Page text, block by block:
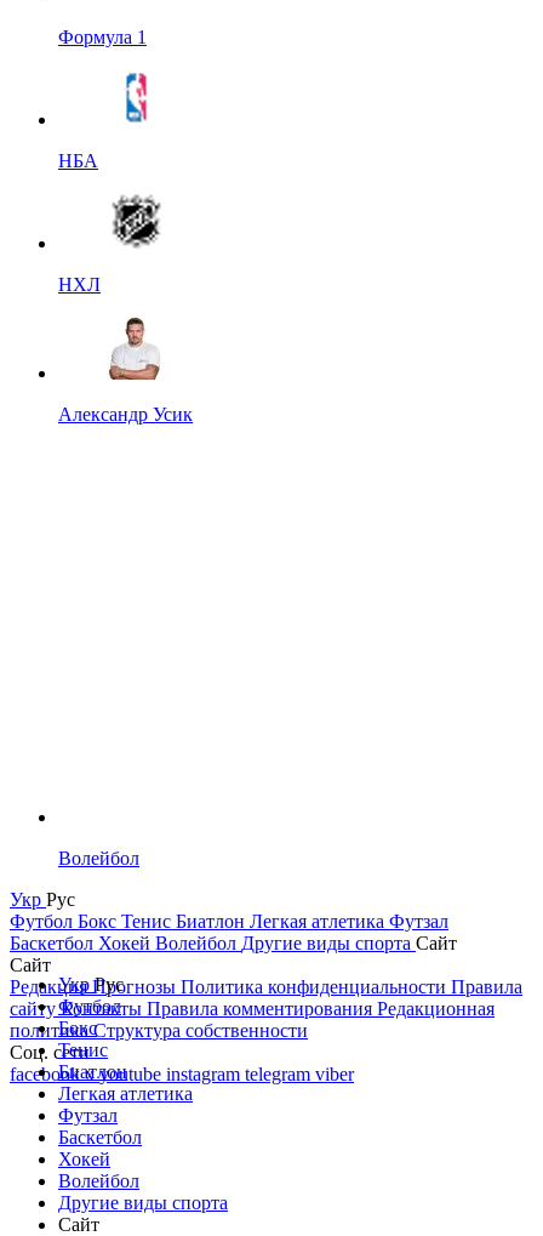
Формула 1
НБА
НХЛ
Александр Усик
Волейбол
Укр Рус
Футбол Бокс Тенис Биатлон Легкая атлетика Футзал
Баскетбол Хокей Волейбол Другие виды спорта Сайт
Сайт
РедакцияПрогнозы Политика конфиденциальности Правила
сайтуКонтакты Правила комментирования Редакционная
политикаСтруктура собственности
Соц. сети
facebookxyoutube instagram telegram viber
УкрРус
Футбол
Бокс
Тенис
Биатлон
Легкая атлетика
Футзал
Баскетбол
Хокей
Волейбол
Другие виды спорта
Сайт